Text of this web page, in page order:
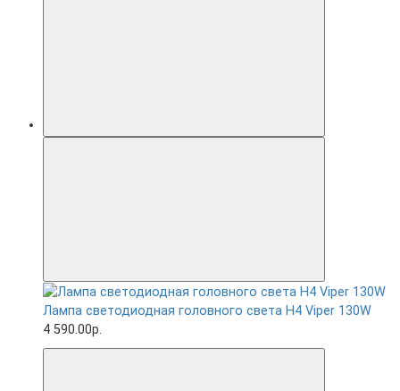
Лампа светодиодная головного света H4 Viper 130W
4 590.00р.